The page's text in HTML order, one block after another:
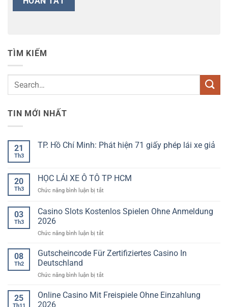
TÌM KIẾM
TIN MỚI NHẤT
21
Th3
TP. Hồ Chí Minh: Phát hiện 71 giấy phép lái xe giả
luận
ở
TP.
Minh:
Phát
hiện
giấy
xe
giả
20
Th3
HỌC LÁI XE Ô TÔ TP HCM
Chức năng bình luận bị tắt
LÁI
XE
TÔ
HCM
03
Th3
Casino Slots Kostenlos Spielen Ohne Anmeldung
2026
Chức năng bình luận bị tắt
Slots
Ohne
2026
08
Th2
Gutscheincode Für Zertifiziertes Casino In
Deutschland
Chức năng bình luận bị tắt
Für
Zertifiziertes
25
Online Casino Mit Freispiele Ohne Einzahlung
2026